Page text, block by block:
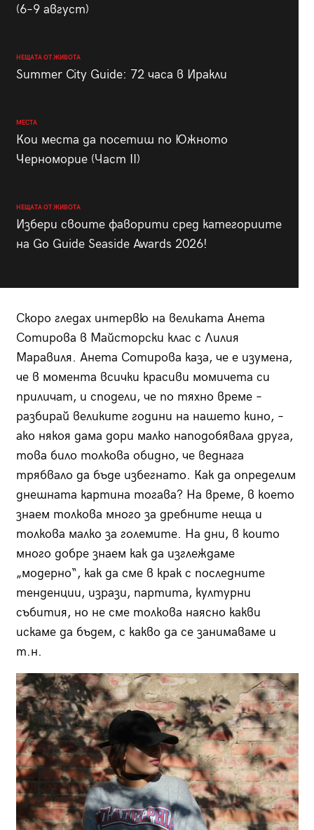
(6–9 август)
НЕЩАТА ОТ ЖИВОТА
Summer City Guide: 72 часа в Иракли
МЕСТА
Кои места да посетиш по Южното
Черноморие (Част II)
НЕЩАТА ОТ ЖИВОТА
Избери своите фаворити сред категориите
на Go Guide Seaside Awards 2026!
Скоро гледах интервю на великата Анета
Сотирова в Майсторски клас с Лилия
Маравиля. Анета Сотирова каза, че е изумена,
че в момента всички красиви момичета си
приличат, и сподели, че по тяхно време –
разбирай великите години на нашето кино, –
ако някоя дама дори малко наподобявала друга,
това било толкова обидно, че веднага
трябвало да бъде избегнато. Как да определим
днешната картина тогава? На време, в което
знаем толкова много за дребните неща и
толкова малко за големите. На дни, в които
много добре знаем как да изглеждаме
„модерно“, как да сме в крак с последните
тенденции, изрази, партита, културни
събития, но не сме толкова наясно какви
искаме да бъдем, с какво да се занимаваме и
т.н.